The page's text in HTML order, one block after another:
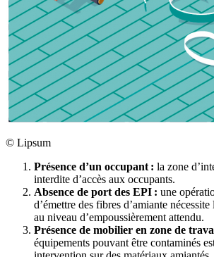
© Lipsum
Présence d’un occupant : la zone
interdite d’accès aux occupants.
Absence de port des EPI : une
d’émettre des fibres d’amiante
au niveau d’empoussièrement attendu.
Présence de mobilier en zone de
équipements pouvant être contaminés